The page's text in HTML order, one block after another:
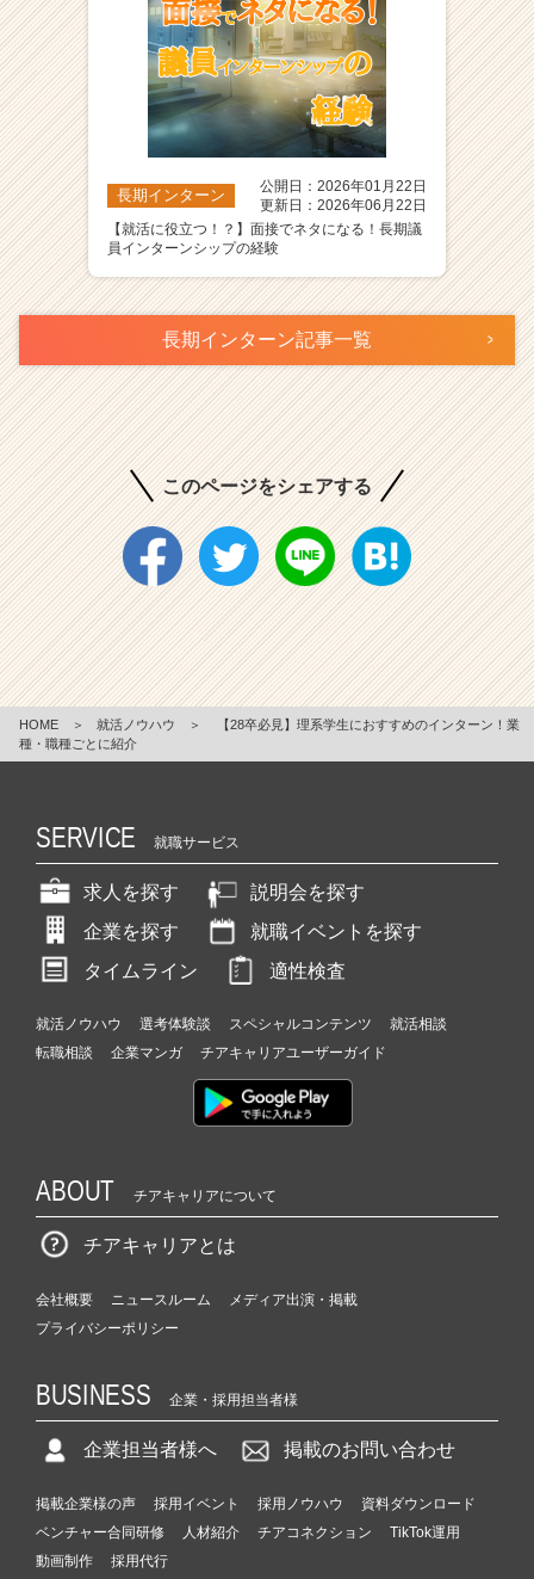
長期インターン
公開日：2026年01月22日
更新日：2026年06月22日
【就活に役立つ！？】面接でネタになる！長期議
員インターンシップの経験
長期インターン記事一覧
このページをシェアする
HOME ＞ 就活ノウハウ ＞
【28卒必見】理系学生におすすめのインターン！業
種・職種ごとに紹介
SERVICE 就職サービス
求人を探す
説明会を探す
企業を探す
就職イベントを探す
タイムライン
適性検査
就活ノウハウ 選考体験談 スペシャルコンテンツ
就活相談
転職相談
企業マンガ チアキャリアユーザーガイド
ABOUT チアキャリアについて
チアキャリアとは
会社概要 ニュースルーム
メディア出演・掲載
プライバシーポリシー
BUSINESS 企業・採用担当者様
企業担当者様へ 掲載のお問い合わせ
掲載企業様の声 採用イベント 採用ノウハウ
資料ダウンロード
ベンチャー合同研修
人材紹介 チアコネクション
TikTok運用
動画制作
採用代行